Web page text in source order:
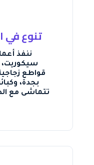
تنوع في
ننفذ
سيكوريت،
قواطع
بجدة،
تتماشى مع